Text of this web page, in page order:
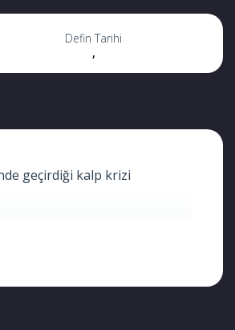
Defin Tarihi
,
geçirdiği kalp krizi